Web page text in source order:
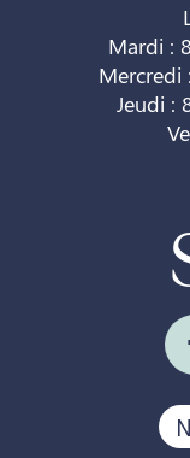
Mardi :
Jeudi :